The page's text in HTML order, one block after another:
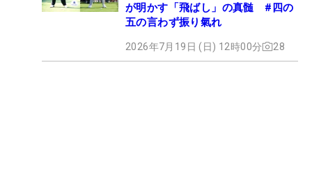
が明かす「飛ばし」の真髄 #四の
五の言わず振り氣れ
2026年7月19日 (日) 12時00分 28